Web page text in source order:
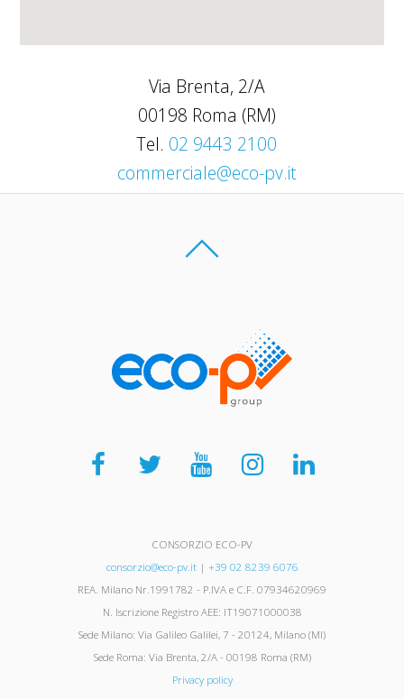
Via Brenta, 2/A
00198 Roma (RM)
Tel. 02 9443 2100
commerciale@eco-pv.it
CONSORZIO ECO-PV
consorzio@eco-pv.it| +39 02 8239 6076
REA. Milano Nr.1991782 - P.IVA e C.F. 07934620969
N. Iscrizione Registro AEE: IT19071000038
Sede Milano: Via Galileo Galilei, 7 - 20124, Milano (MI)
Sede Roma: Via Brenta, 2/A - 00198 Roma (RM)
Privacy policy